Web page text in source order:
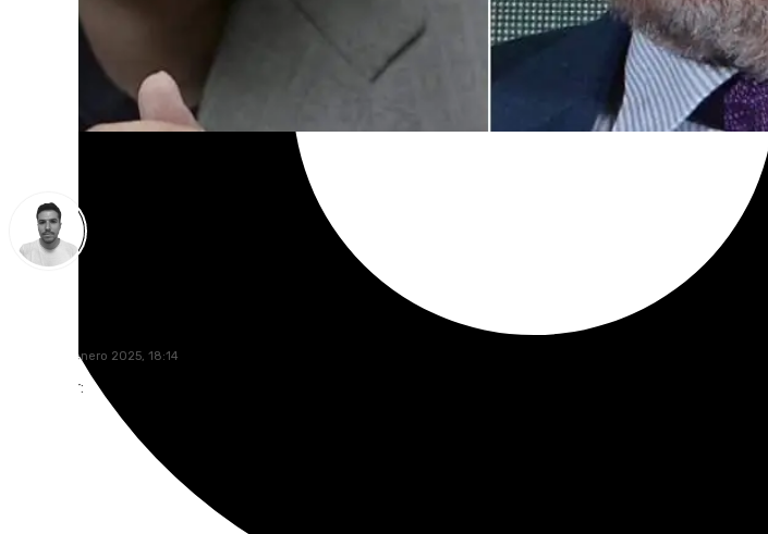
martes, 14 enero 2025, 18:14
Compartir: